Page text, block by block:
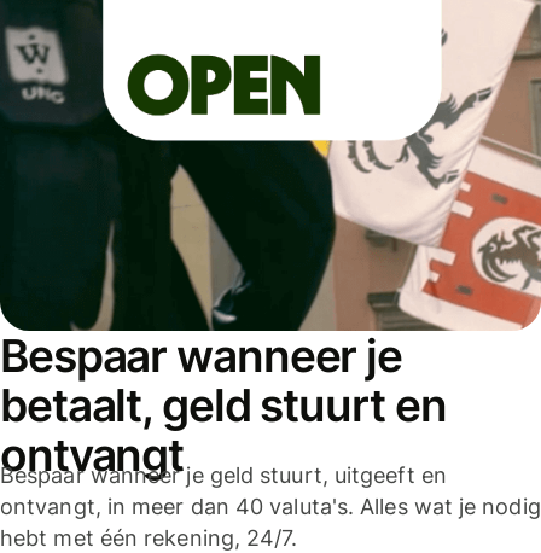
Bespaar wanneer je
betaalt, geld stuurt en
ontvangt
Bespaar wanneer je geld stuurt, uitgeeft en
ontvangt, in meer dan 40 valuta's. Alles wat je nodig
hebt met één rekening, 24/7.